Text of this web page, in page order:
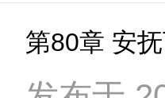
第80章 安